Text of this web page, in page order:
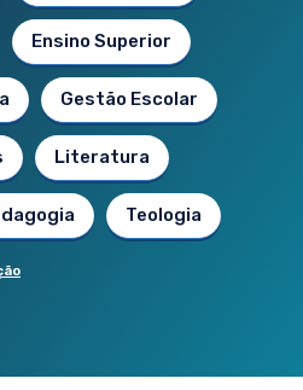
Ensino Superior
Gestão Escolar
Literatura
Teologia